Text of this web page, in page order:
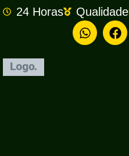
24 Horas Qualidade